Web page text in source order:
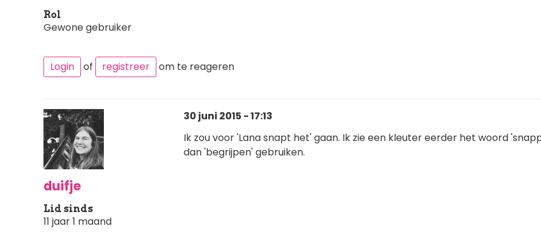
Rol
Gewone gebruiker
Login of registreer om te reageren
duifje
Lid sinds
11 jaar 1 maand
30 juni 2015 - 17:13
Ik zou voor 'Lana snapt het' gaan. Ik zie een kleuter eerder het woord
dan 'begrijpen' gebruiken.